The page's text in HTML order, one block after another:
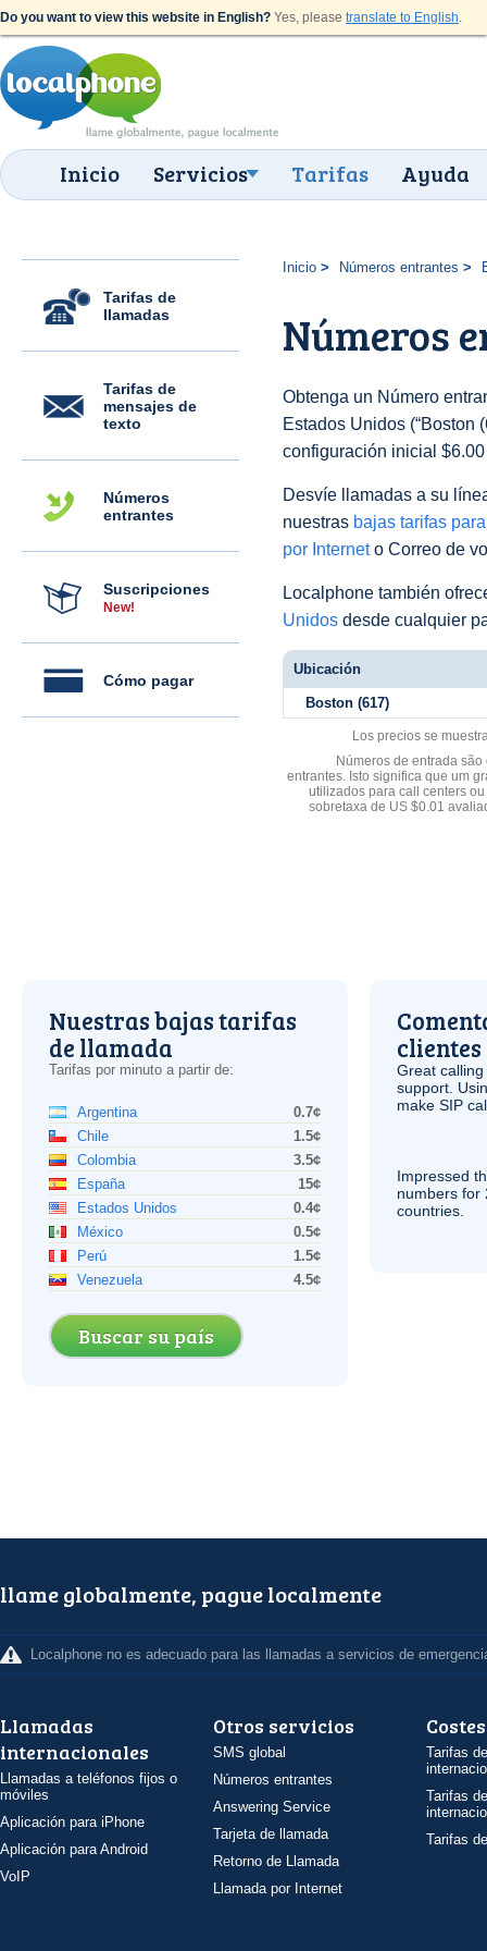
Do you want to view this website in English? Yes, please translate to English.
Inicio Servicios Tarifas Ayuda
Tarifas de
llamadas
Tarifas de
mensajes de
texto
Números
entrantes
Suscripciones
New!
Cómo pagar
Inicio Números entrantes
Números
Obtenga un Número
Estados Unidos (“Boston
configuración inicial
Desvíe llamadas a su
nuestras bajas tarifas
por Interneto Correo de
Localphone también
Unidos desde cualquier
Ubicación
Boston (617)
Los precios se
Números de entrada
entrantes. Isto significa que um
utilizados para call centers
sobretaxa de US $0.01
Nuestras bajas tarifas
de llamada
Tarifas por minuto a partir de:
Argentina
0.7¢
Chile
1.5¢
Colombia
3.5¢
España
15¢
Estados Unidos
0.4¢
México
0.5¢
Perú
1.5¢
Venezuela
4.5¢
Buscar su país
clientes
Great
support.
make SIP
Impressed
numbers for
countries.
llame globalmente, pague localmente
Localphone no es adecuado para las llamadas a servicios de
Llamadas
internacionales
Llamadas a teléfonos fijos o
móviles
Aplicación para iPhone
Aplicación para Android
VoIP
Otros servicios
SMS global
Números entrantes
Answering Service
Tarjeta de llamada
Retorno de Llamada
Llamada por Internet
Costes
Tarifas
Tarifas
Tarifas